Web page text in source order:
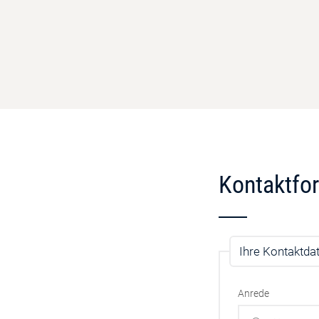
Ihre
Anrede